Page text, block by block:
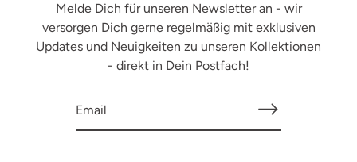
Melde Dich für unseren Newsletter an - wir
versorgen Dich gerne regelmäßig mit exklusiven
Updates und Neuigkeiten zu unseren Kollektionen
- direkt in Dein Postfach!